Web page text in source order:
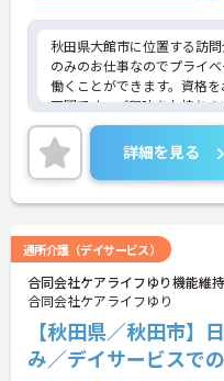
秋田県大館市に位置する訪
のみのお仕事なのでプライ
働くことができます。資格
不問です。ご興味をお持ち
わせください。
詳細を見る
通所介護（デイサービス）
合同会社ケアライフゆり機能維
合同会社ケアライフゆり
【秋田県／秋田市】
み／デイサービスで